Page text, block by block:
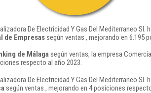
De Electricidad Y Gas Del Mediterraneo
de Empresassegún ventas , mejorando en 6.195
de Málagasegún ventas, la empresa
respecto al año 2023.
De Electricidad Y Gas Del Mediterraneo Sl.
según ventas , mejorando en 4 posiciones